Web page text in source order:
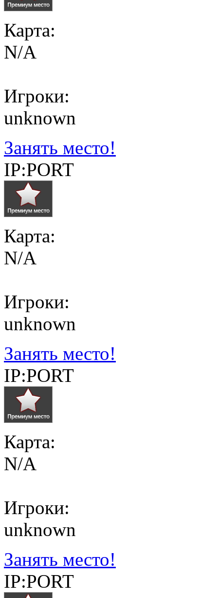
Карта:
N/A
Игроки:
unknown
Занять место!
IP:PORT
Карта:
N/A
Игроки:
unknown
Занять место!
IP:PORT
Карта:
N/A
Игроки:
unknown
Занять место!
IP:PORT